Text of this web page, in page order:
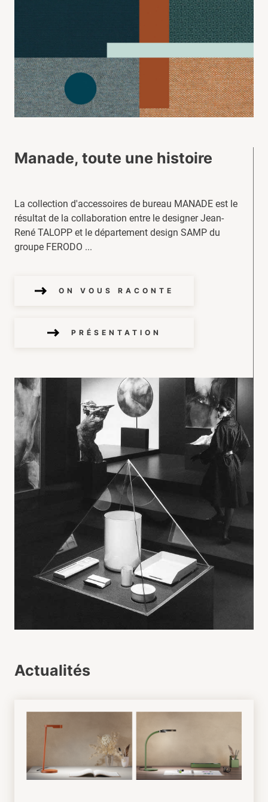
Manade, toute une histoire
La collection d'accessoires de bureau MANADE est le
résultat de la collaboration entre le designer Jean-
René TALOPP et le département design SAMP du
groupe FERODO ...
ON VOUS RACONTE
PRÉSENTATION
Actualités